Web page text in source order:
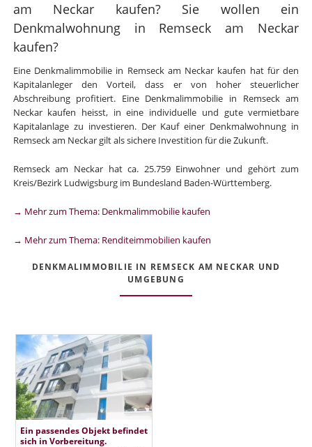
am Neckar kaufen? Sie wollen ein
Denkmalwohnung in Remseck am Neckar
kaufen?
Eine Denkmalimmobilie in Remseck am Neckar kaufen hat für den
Kapitalanleger den Vorteil, dass er von hoher steuerlicher
Abschreibung profitiert. Eine Denkmalimmobilie in Remseck am
Neckar kaufen heisst, in eine individuelle und gute vermietbare
Kapitalanlage zu investieren. Der Kauf einer Denkmalwohnung in
Remseck am Neckar gilt als sichere Investition für die Zukunft.
Remseck am Neckar hat ca. 25.759 Einwohner und gehört zum
Kreis/Bezirk Ludwigsburg im Bundesland Baden-Württemberg.
→ Mehr zum Thema: Denkmalimmobilie kaufen
→ Mehr zum Thema: Renditeimmobilien kaufen
DENKMALIMMOBILIE IN REMSECK AM NECKAR UND
UMGEBUNG
Ein passendes Objekt befindet
sich in Vorbereitung.